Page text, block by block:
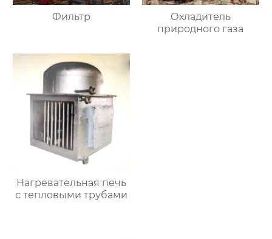
Фильтр
Охладитель
природного газа
Нагревательная печь
с тепловыми трубами